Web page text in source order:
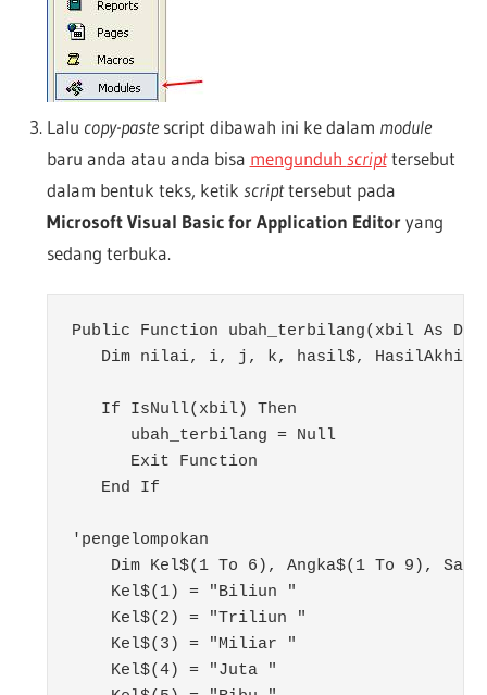
Lalu copy-pastescript dibawah ini ke dalam module
baru anda atau anda bisa mengunduh scripttersebut
dalam bentuk teks, ketik scripttersebut pada
Microsoft Visual Basic for Application Editoryang
sedang terbuka.
Public Function ubah_terbilang(xbil As
Dim nilai, i, j, k, hasil$,
   If IsNull(xbil) Then
      ubah_terbilang = Null
      Exit Function
   End If
'pengelompokan
Dim Kel$(1 To 6), Angka$(1 To 9),
    Kel$(1) = "Biliun "
    Kel$(2) = "Triliun "
    Kel$(3) = "Miliar "
    Kel$(4) = "Juta "